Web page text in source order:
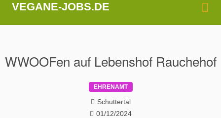
VEGANE-JOBS.DE
WWOOFen auf Lebenshof Rauchehof
EHRENAMT
Schuttertal
01/12/2024